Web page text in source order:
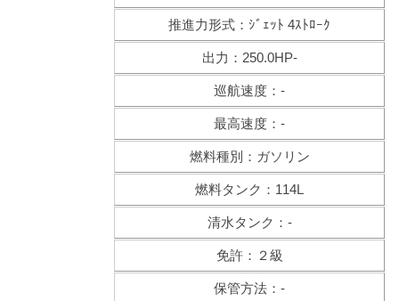
推進力形式：ｼﾞｪｯﾄ 4ｽﾄﾛｰｸ
出力：250.0HP-
巡航速度：-
最高速度：-
燃料種別：ガソリン
燃料タンク：114L
清水タンク：-
免許：２級
保管方法：-